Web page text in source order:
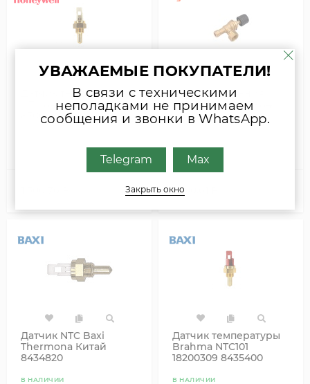
Датчик температуры
NTC 8434820 (SO11013,
87004000140,
534.220.701) Honeywell
Кран заполнения
Viessmann 7825984
1 200,61
Датчик NTC Baxi
Thermona Китай
8434820
В НАЛИЧИИ
Датчик температуры
Brahma NTC101
18200309 8435400
В НАЛИЧИИ
УВАЖАЕМЫЕ ПОКУПАТЕЛИ!
В связи с техническими
неполадками не принимаем
сообщения и звонки в WhatsApp.
Telegram Max
Закрыть окно